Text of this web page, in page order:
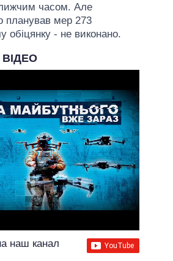
часом. Але
планував мер 273
обіцянку - не виконано.
наш канал